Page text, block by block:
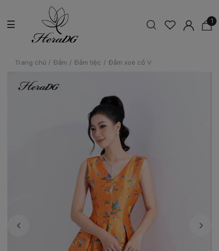
1
Trang chủ / Đầm / Đầm tiệc / Đầm xoè cổ V